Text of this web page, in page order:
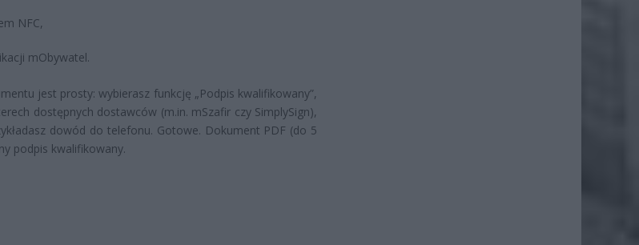
NFC,
mObywatel.
jest prosty: wybierasz funkcję „Podpis kwalifikowany”,
dostępnych dostawców (m.in. mSzafir czy SimplySign),
dowód do telefonu. Gotowe. Dokument PDF (do 5
podpis kwalifikowany.